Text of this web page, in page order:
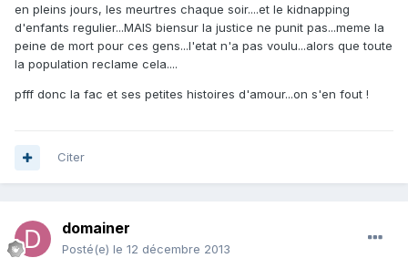
en pleins jours, les meurtres chaque soir....et le kidnapping
d'enfants regulier...MAIS biensur la justice ne punit pas...meme la
peine de mort pour ces gens...l'etat n'a pas voulu...alors que toute
la population reclame cela....
pfff donc la fac et ses petites histoires d'amour...on s'en fout !
Citer
domainer
Posté(e) le 12 décembre 2013